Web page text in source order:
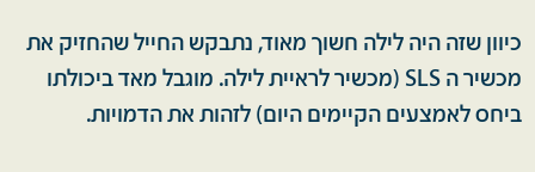
כיוון שזה היה לילה חשוך מאוד, נתבקש החייל שהחזיק את
מכשיר ה SLS (מכשיר לראיית לילה. מוגבל מאד ביכולתו
ביחס לאמצעים הקיימים היום) לזהות את הדמויות.